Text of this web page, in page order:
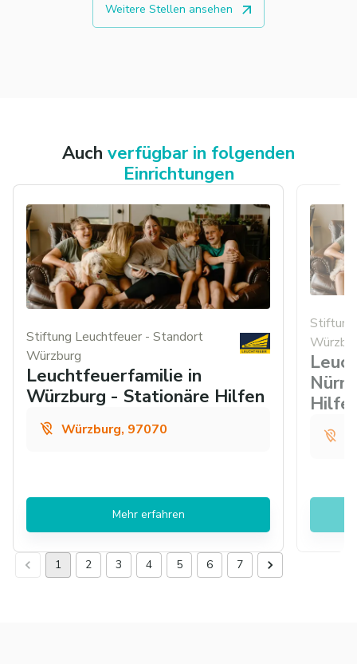
Weitere Stellen ansehen
Auch verfügbar in folgenden
Einrichtungen
Stiftung Leuchtfeuer - Standort
Würzburg
Leuchtfeuerfamilie in
Würzburg - Stationäre Hilfen
Würzburg, 97070
Mehr erfahren
1 2 3 4 5 6 7